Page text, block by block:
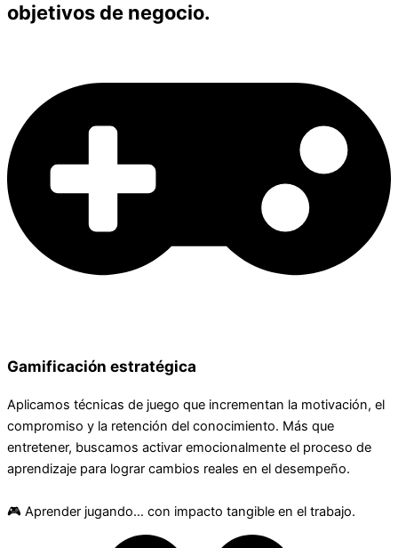
objetivos de negocio.
Gamificación estratégica
Aplicamos técnicas de juego que incrementan la motivación, el
compromiso y la retención del conocimiento. Más que
entretener, buscamos activar emocionalmente el proceso de
aprendizaje para lograr cambios reales en el desempeño.
🎮 Aprender jugando… con impacto tangible en el trabajo.